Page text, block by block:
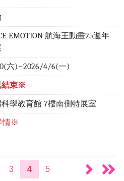
EMOTION 航海王動畫25週年
六)~2026/4/6(一)
結束※
學教育館 7樓南側特展室
情※
3 4 5